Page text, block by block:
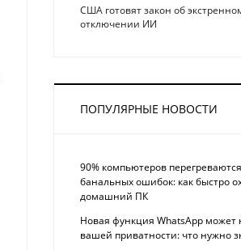
США готовят закон об
отключении ИИ
ПОПУЛЯРНЫЕ НОВОСТИ
90% компьютеров
банальных ошибок: как быстро
домашний ПК
Новая функция WhatsApp может
вашей приватности: что нужно